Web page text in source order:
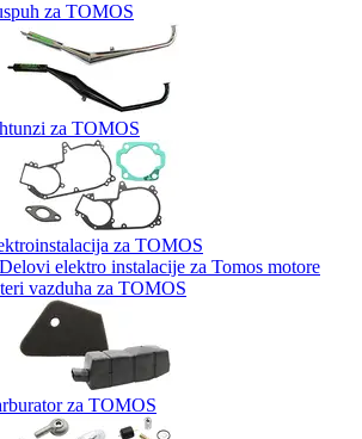
za TOMOS
za TOMOS
za TOMOS
vazduha za TOMOS
za TOMOS